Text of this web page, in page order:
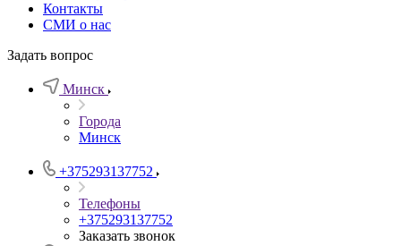
Контакты
СМИ о нас
Задать вопрос
Минск
Города
Минск
+375293137752
Телефоны
+375293137752
Заказать звонок